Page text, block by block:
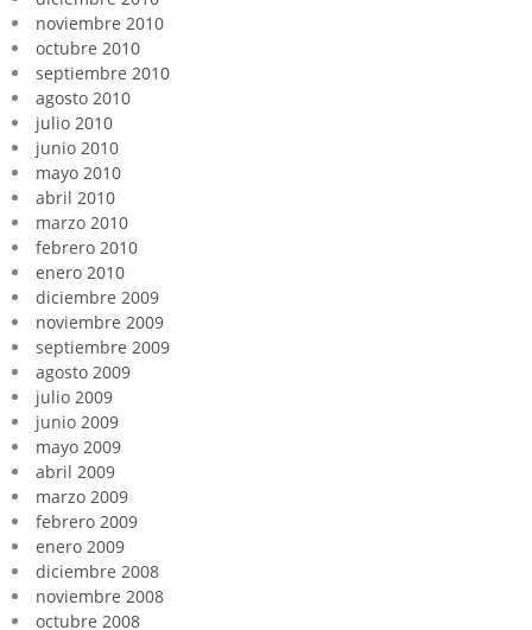
noviembre 2010
octubre 2010
septiembre 2010
agosto 2010
julio 2010
junio 2010
mayo 2010
abril 2010
marzo 2010
febrero 2010
enero 2010
diciembre 2009
noviembre 2009
septiembre 2009
agosto 2009
julio 2009
junio 2009
mayo 2009
abril 2009
marzo 2009
febrero 2009
enero 2009
diciembre 2008
noviembre 2008
octubre 2008